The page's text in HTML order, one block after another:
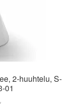
2-huuhtelu, S-
01